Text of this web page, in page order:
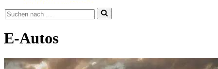
Suchen
nach …
E-Autos